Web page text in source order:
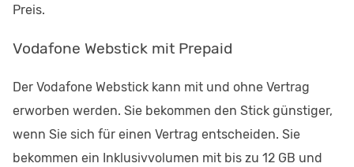
Preis.
Vodafone Webstick mit Prepaid
Der Vodafone Webstick kann mit und ohne Vertrag
erworben werden. Sie bekommen den Stick günstiger,
wenn Sie sich für einen Vertrag entscheiden. Sie
bekommen ein Inklusivvolumen mit bis zu 12 GB und